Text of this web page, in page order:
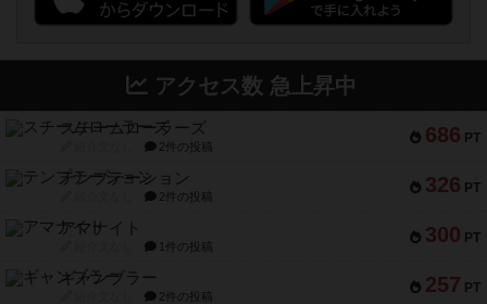
アクセス数 急上昇中
686 PT
スチームローラーズ
2件の投稿
326 PT
テンプテーション
2件の投稿
300 PT
アマナイト
1件の投稿
257 PT
ギャンブラー
2件の投稿